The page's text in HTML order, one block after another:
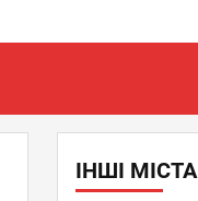
ІНШІ МІСТА